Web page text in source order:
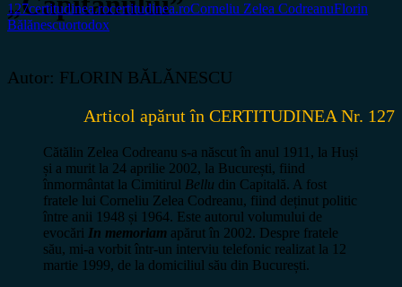
127certitudinea.rocertitudinea.roCorneliu Zelea CodreanuFlorin
Bălănescuortodox
Autor: FLORIN BĂLĂNESCU
Articol apărut în CERTITUDINEA Nr. 127
Cătălin Zelea Codreanu s-a născut în anul 1911, la Huși
și a murit la 24 aprilie 2002, la București, fiind
înmormântat la Cimitirul Bellu din Capitală. A fost
fratele lui Corneliu Zelea Codreanu, fiind deținut politic
între anii 1948 și 1964. Este autorul volumului de
evocări In memoriam apărut în 2002. Despre fratele
său, mi-a vorbit într-un interviu telefonic realizat la 12
martie 1999, de la domiciliul său din București.